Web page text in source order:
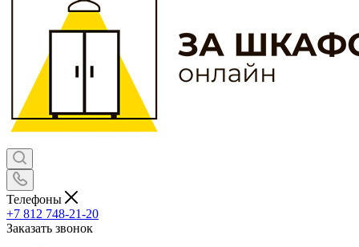
Телефоны
+7 812 748-21-20
Заказать звонок